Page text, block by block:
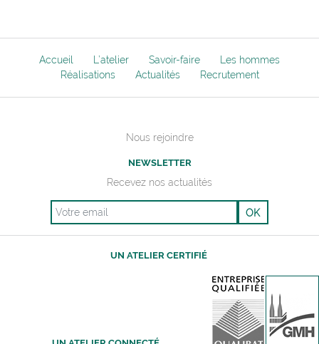
Accueil L’atelier Savoir-faire
Les hommes
Réalisations
Actualités Recrutement
Nous rejoindre
NEWSLETTER
Recevez nos actualités
UN ATELIER CERTIFIÉ